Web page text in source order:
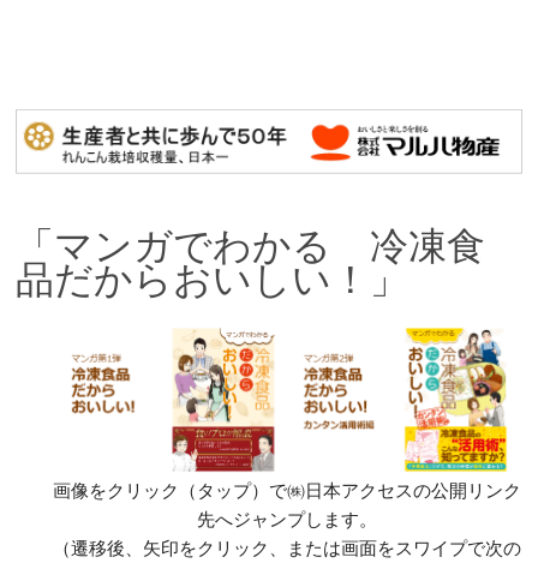
「マンガでわかる 冷凍食
品だからおいしい！」
画像をクリック（タップ）で㈱日本アクセスの公開リンク
先へジャンプします。
（遷移後、矢印をクリック、または画面をスワイプで次の